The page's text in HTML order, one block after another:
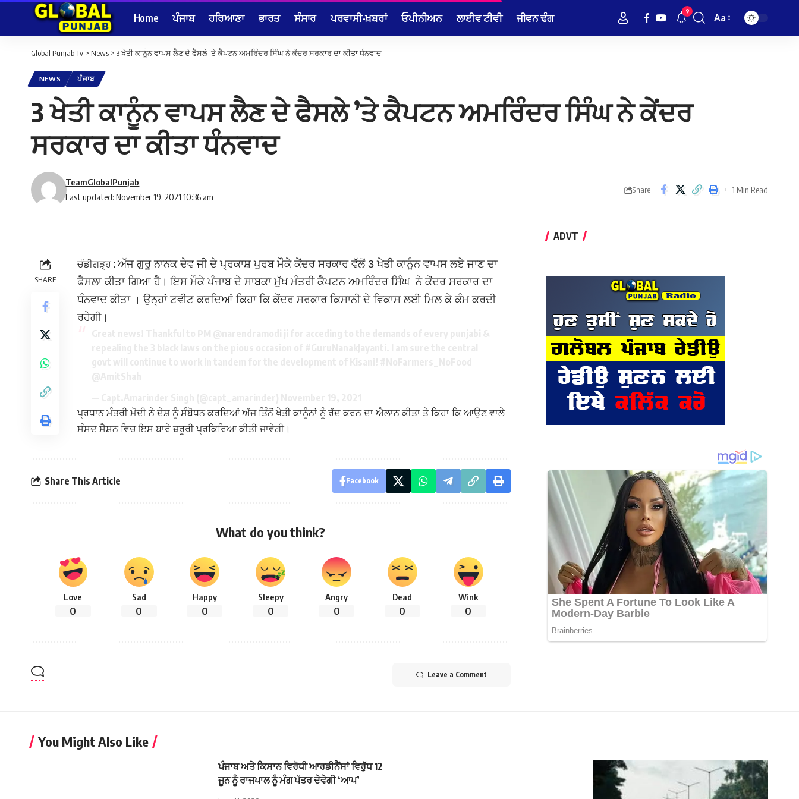
Home ਪੰਜਾਬ ਹਰਿਆਣਾ ਭਾਰਤ ਸੰਸਾਰ ਪਰਵਾਸੀ-ਖ਼ਬਰਾਂ ਓਪੀਨੀਅਨ ਲਾਈਵ ਟੀਵੀ ਜੀਵਨ ਢੰਗ 9
Font
Aa
Global Punjab Tv > News > 3 ਖੇਤੀ ਕਾਨੂੰਨ ਵਾਪਸ ਲੈਣ ਦੇ ਫੈਸਲੇ ’ਤੇ ਕੈਪਟਨ ਅਮਰਿੰਦਰ ਸਿੰਘ ਨੇ ਕੇਂਦਰ ਸਰਕਾਰ ਦਾ ਕੀਤਾ ਧੰਨਵਾਦ
NEWS ਪੰਜਾਬ
3 ਖੇਤੀ ਕਾਨੂੰਨ ਵਾਪਸ ਲੈਣ ਦੇ ਫੈਸਲੇ ’ਤੇ ਕੈਪਟਨ ਅਮਰਿੰਦਰ ਸਿੰਘ ਨੇ ਕੇਂਦਰ
ਸਰਕਾਰ ਦਾ ਕੀਤਾ ਧੰਨਵਾਦ
Last updated: November 19, 2021 10:36 am
TeamGlobalPunjab
Share 1 Min Read
SHARE
ਚੰਡੀਗੜ੍ਹ : ਅੱਜ ਗੁਰੂ ਨਾਨਕ ਦੇਵ ਜੀ ਦੇ ਪ੍ਰਕਾਸ਼ ਪੁਰਬ ਮੌਕੇ ਕੇਂਦਰ ਸਰਕਾਰ ਵੱਲੋਂ 3 ਖੇਤੀ ਕਾਨੂੰਨ ਵਾਪਸ ਲਏ ਜਾਣ ਦਾ
ਫੈਸਲਾ ਕੀਤਾ ਗਿਆ ਹੈ। ਇਸ ਮੌਕੇ ਪੰਜਾਬ ਦੇ ਸਾਬਕਾ ਮੁੱਖ ਮੰਤਰੀ ਕੈਪਟਨ ਅਮਰਿੰਦਰ ਸਿੰਘ ਨੇ ਕੇਂਦਰ ਸਰਕਾਰ ਦਾ
ਧੰਨਵਾਦ ਕੀਤਾ । ਉਨ੍ਹਾਂ ਟਵੀਟ ਕਰਦਿਆਂ ਕਿਹਾ ਕਿ ਕੇਂਦਰ ਸਰਕਾਰ ਕਿਸਾਨੀ ਦੇ ਵਿਕਾਸ ਲਈ ਮਿਲ ਕੇ ਕੰਮ ਕਰਦੀ
ਰਹੇਗੀ।
ਪ੍ਰਧਾਨ ਮੰਤਰੀ ਮੋਦੀ ਨੇ ਦੇਸ਼ ਨੂੰ ਸੰਬੋਧਨ ਕਰਦਿਆਂ ਅੱਜ ਤਿੰਨੋਂ ਖੇਤੀ ਕਾਨੂੰਨਾਂ ਨੂੰ ਰੱਦ ਕਰਨ ਦਾ ਐਲਾਨ ਕੀਤਾ ਤੇ ਕਿਹਾ ਕਿ ਆਉਣ ਵਾਲੇ
ਸੰਸਦ ਸੈਸ਼ਨ ਵਿਚ ਇਸ ਬਾਰੇ ਜ਼ਰੂਰੀ ਪ੍ਰਕਿਰਿਆ ਕੀਤੀ ਜਾਵੇਗੀ।
Share This Article Facebook
What do you think?
Love
0
Sad
0
Happy
0
Sleepy
0
Angry
0
Dead
0
Wink
0
Leave a Comment
ADVT
You Might Also Like
ਪੰਜਾਬ ਅਤੇ ਕਿਸਾਨ ਵਿਰੋਧੀ ਆਰਡੀਨੈਂਸਾਂ ਵਿਰੁੱਧ 12
ਜੂਨ ਨੂੰ ਰਾਜਪਾਲ ਨੂੰ ਮੰਗ ਪੱਤਰ ਦੇਵੇਗੀ ‘ਆਪ’